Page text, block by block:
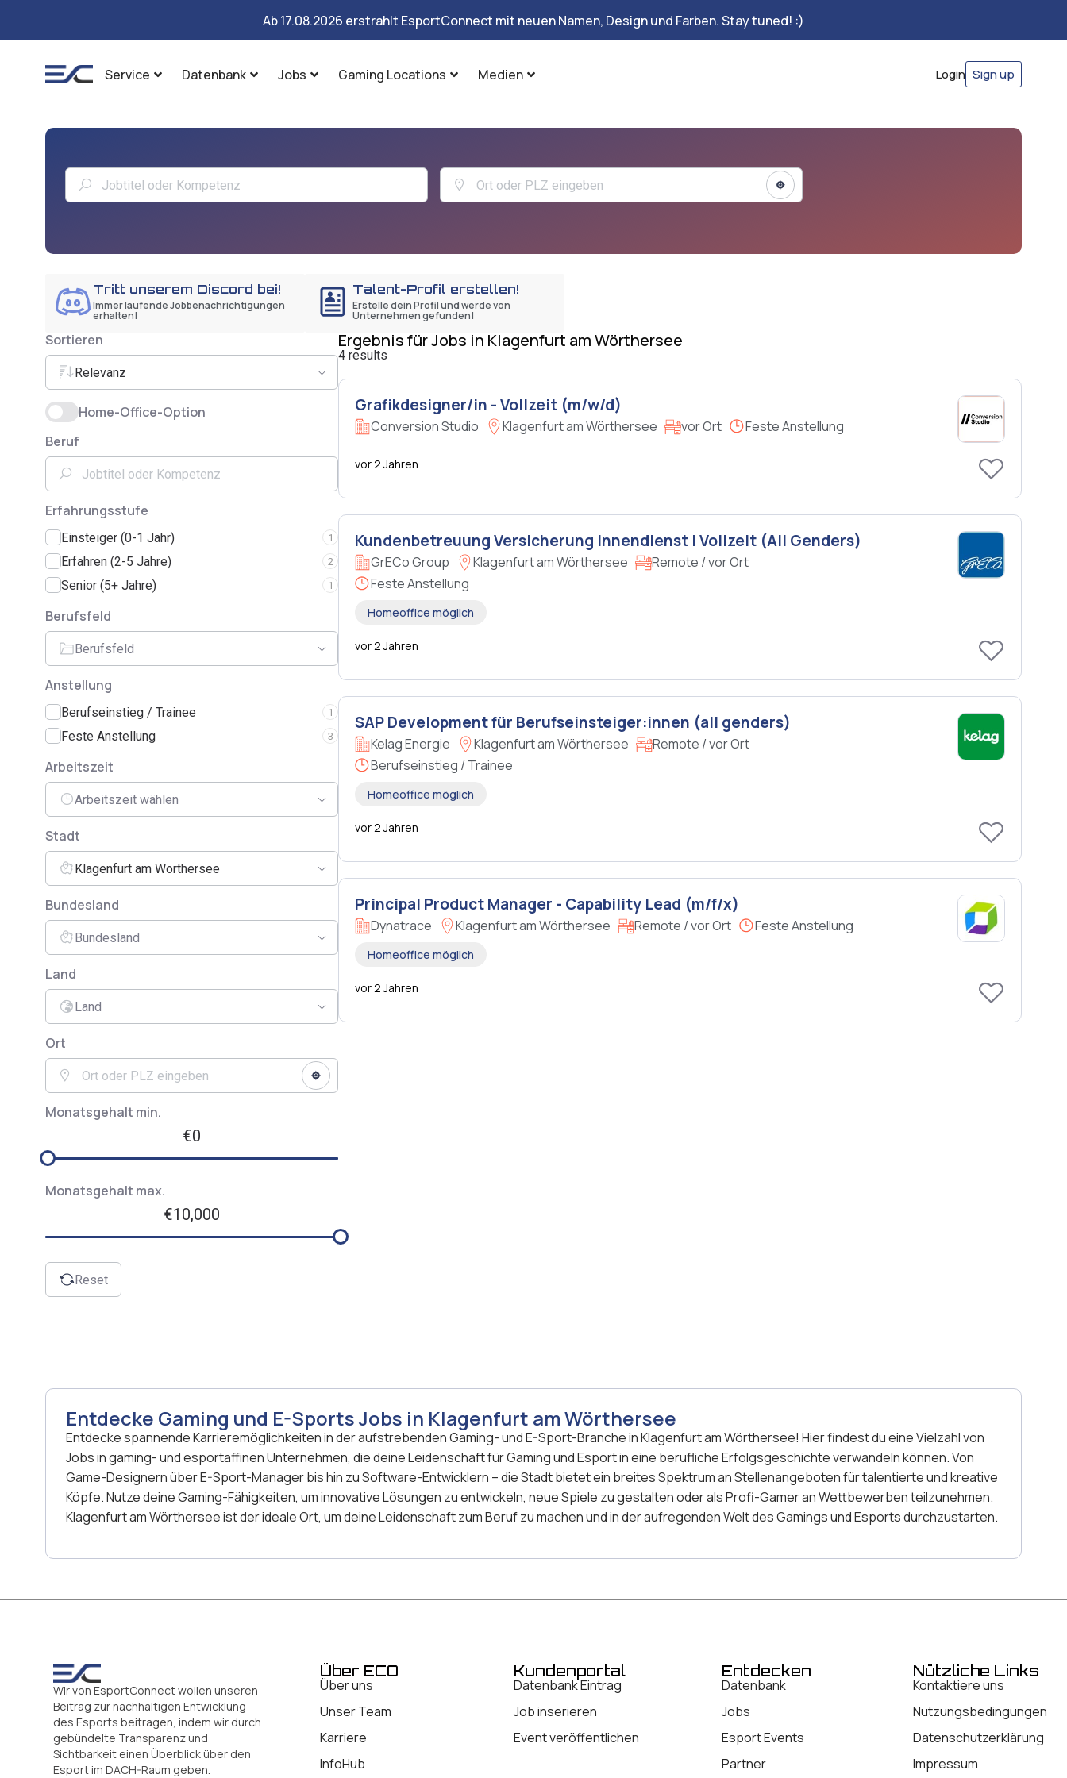
Ab 17.08.2026 erstrahlt EsportConnect mit neuen Namen, Design und Farben. Stay tuned! :)
Service Datenbank Jobs Gaming Locations Medien Login Sign up
Tritt unserem Discord bei!
Immer laufende Jobbenachrichtigungen
erhalten!
Talent-Profil erstellen!
Erstelle dein Profil und werde von
Unternehmen gefunden!
Sortieren
Relevanz
Home-Office-Option
Beruf
Erfahrungsstufe
Einsteiger (0-1 Jahr) 1
Erfahren (2-5 Jahre) 2
Senior (5+ Jahre) 1
Berufsfeld
Berufsfeld
Anstellung
Berufseinstieg / Trainee 1
Feste Anstellung 3
Arbeitszeit
Arbeitszeit wählen
Stadt
Klagenfurt am Wörthersee
Bundesland
Bundesland
Land
Land
Ort
Monatsgehalt min.
€0
Monatsgehalt max.
€10,000
Reset
Ergebnis für Jobs in Klagenfurt am Wörthersee
4 results
Grafikdesigner/in - Vollzeit (m/w/d)
Conversion Studio Klagenfurt am Wörthersee vor Ort Feste Anstellung
vor 2 Jahren
Kundenbetreuung Versicherung Innendienst | Vollzeit (All Genders)
GrECo Group Klagenfurt am Wörthersee
Remote / vor Ort
Feste Anstellung
Homeoffice möglich
vor 2 Jahren
SAP Development für Berufseinsteiger:innen (all genders)
Kelag Energie Klagenfurt am Wörthersee
Remote / vor Ort
Berufseinstieg / Trainee
Homeoffice möglich
vor 2 Jahren
Principal Product Manager - Capability Lead (m/f/x)
Dynatrace Klagenfurt am Wörthersee Remote / vor Ort Feste Anstellung
Homeoffice möglich
vor 2 Jahren
Entdecke Gaming und E-Sports Jobs in Klagenfurt am Wörthersee
Entdecke spannende Karrieremöglichkeiten in der aufstrebenden Gaming- und E-Sport-Branche in Klagenfurt am Wörthersee! Hier findest du eine Vielzahl von
Jobs in gaming- und esportaffinen Unternehmen, die deine Leidenschaft für Gaming und Esport in eine berufliche Erfolgsgeschichte verwandeln können. Von
Game-Designern über E-Sport-Manager bis hin zu Software-Entwicklern – die Stadt bietet ein breites Spektrum an Stellenangeboten für talentierte und kreative
Köpfe. Nutze deine Gaming-Fähigkeiten, um innovative Lösungen zu entwickeln, neue Spiele zu gestalten oder als Profi-Gamer an Wettbewerben teilzunehmen.
Klagenfurt am Wörthersee ist der ideale Ort, um deine Leidenschaft zum Beruf zu machen und in der aufregenden Welt des Gamings und Esports durchzustarten.
Wir von EsportConnect wollen unseren
Beitrag zur nachhaltigen Entwicklung
des Esports beitragen, indem wir durch
gebündelte Transparenz und
Sichtbarkeit einen Überblick über den
Esport im DACH-Raum geben.
Über ECO
Über uns
Unser Team
Karriere
InfoHub
Kundenportal
Datenbank Eintrag
Job inserieren
Event veröffentlichen
Entdecken
Datenbank
Jobs
Esport Events
Partner
Nützliche Links
Kontaktiere uns
Nutzungsbedingungen
Datenschutzerklärung
Impressum